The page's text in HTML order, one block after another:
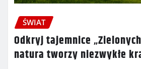
ŚWIAT
Odkryj tajemnice
natura tworzy niezwykłe